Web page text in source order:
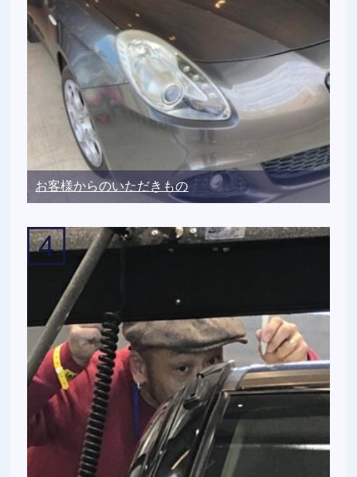
お客様からのいただきもの